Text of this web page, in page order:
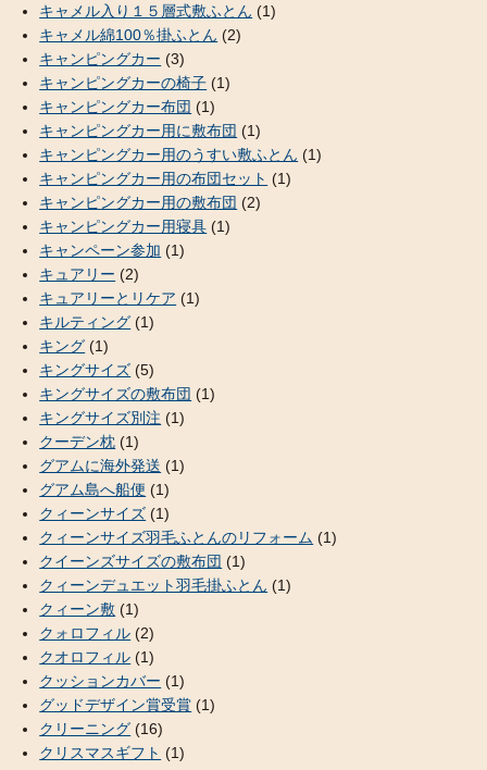
キャメル入り１５層式敷ふとん (1)
キャメル綿100％掛ふとん (2)
キャンピングカー (3)
キャンピングカーの椅子 (1)
キャンピングカー布団 (1)
キャンピングカー用に敷布団 (1)
キャンピングカー用のうすい敷ふとん (1)
キャンピングカー用の布団セット (1)
キャンピングカー用の敷布団 (2)
キャンピングカー用寝具 (1)
キャンペーン参加 (1)
キュアリー (2)
キュアリーとリケア (1)
キルティング (1)
キング (1)
キングサイズ (5)
キングサイズの敷布団 (1)
キングサイズ別注 (1)
クーデン枕 (1)
グアムに海外発送 (1)
グアム島へ船便 (1)
クィーンサイズ (1)
クィーンサイズ羽毛ふとんのリフォーム (1)
クイーンズサイズの敷布団 (1)
クィーンデュエット羽毛掛ふとん (1)
クィーン敷 (1)
クォロフィル (2)
クオロフィル (1)
クッションカバー (1)
グッドデザイン賞受賞 (1)
クリーニング (16)
クリスマスギフト (1)